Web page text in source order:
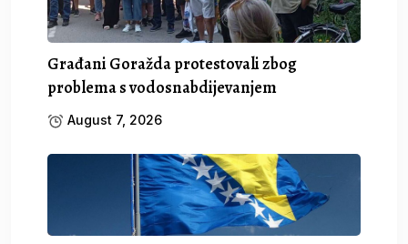
Građani Goražda protestovali zbog
problema s vodosnabdijevanjem
August 7, 2026